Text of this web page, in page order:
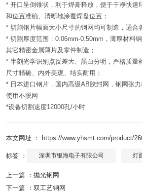
* 开口呈倒锥状，利于焊膏释放，便于干净快速
和位置准确、清晰地涂覆焊盘位置；
* 切割钢片幅面大小尺寸的钢网均可制造，适合
* 切割厚度范围：0.06mm-0.50mm，薄厚材料
其它精密金属薄片及零件制造；
* 半刻光学识别点反差大、黑白分明，严格质量
尺寸精确、内外美观、结实耐用；
* 日本进口钢片，国内高级AB胶封网，钢网张
使用不脱网
*设备切割速度12000孔/小时
本文网址 ： https://www.yhsmt.com/product/
标签 ： 深圳市银海电子有限公司 灯
上一篇 ： 抛光钢网
下一篇 ： 双工艺钢网